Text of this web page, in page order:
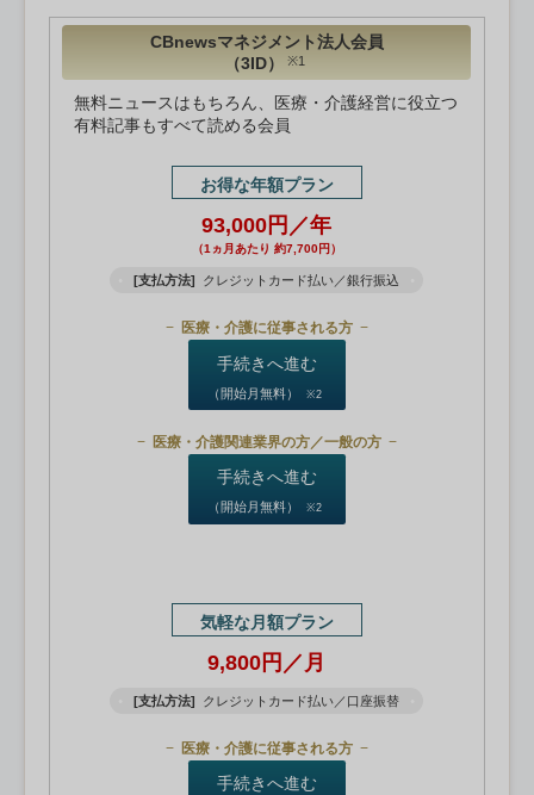
CBnewsマネジメント法人会員
（3ID）
※1
無料ニュースはもちろん、医療・介護経営に役立つ
有料記事もすべて読める会員
お得な年額プラン
93,000円／年
（1ヵ月あたり 約7,700円）
[支払方法] クレジットカード払い／銀行振込
医療・介護に従事される方
手続きへ進む
（開始月無料） ※2
医療・介護関連業界の方／一般の方
手続きへ進む
（開始月無料） ※2
気軽な月額プラン
9,800円／月
[支払方法] クレジットカード払い／口座振替
医療・介護に従事される方
手続きへ進む